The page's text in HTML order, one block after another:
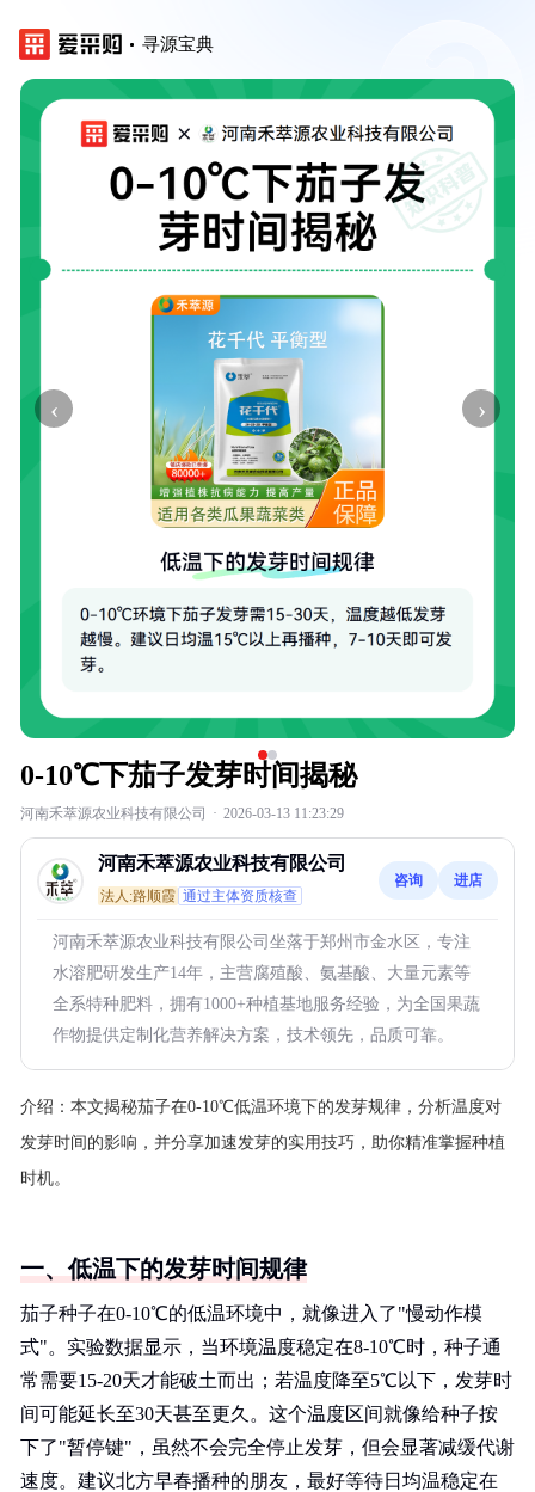
寻源宝典
‹ ›
0-10℃下茄子发芽时间揭秘
河南禾萃源农业科技有限公司 · 2026-03-13 11:23:29
河南禾萃源农业科技有限公司
法人:路顺霞 通过主体资质核查
咨询 进店
河南禾萃源农业科技有限公司坐落于郑州市金水区，专注
水溶肥研发生产14年，主营腐殖酸、氨基酸、大量元素等
全系特种肥料，拥有1000+种植基地服务经验，为全国果蔬
作物提供定制化营养解决方案，技术领先，品质可靠。
介绍： 本文揭秘茄子在0-10℃低温环境下的发芽规律，分析温度对
发芽时间的影响，并分享加速发芽的实用技巧，助你精准掌握种植
时机。
一、低温下的发芽时间规律
茄子种子在0-10℃的低温环境中，就像进入了"慢动作模
式"。实验数据显示，当环境温度稳定在8-10℃时，种子通
常需要15-20天才能破土而出；若温度降至5℃以下，发芽时
间可能延长至30天甚至更久。这个温度区间就像给种子按
下了"暂停键"，虽然不会完全停止发芽，但会显著减缓代谢
速度。建议北方早春播种的朋友，最好等待日均温稳定在